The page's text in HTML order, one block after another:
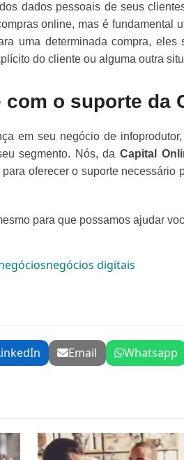
dados pessoais de seus
online, mas é fundamental
uma determinada compra,
do cliente ou alguma outra
com o suporte da
em seu negócio de
segmento. Nós, daCapital
oferecer o suporte necessário
para que possamos ajudar
negócios digitais
Email Whatsapp